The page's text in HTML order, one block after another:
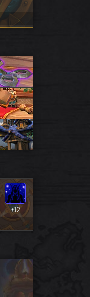
+12